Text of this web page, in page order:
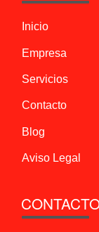
Inicio
Empresa
Servicios
Contacto
Blog
Aviso Legal